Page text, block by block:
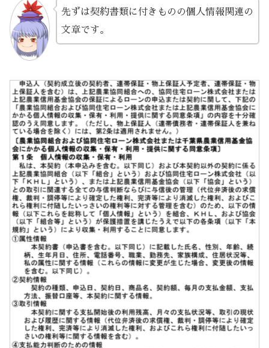
先ずは契約書類に付きものの個人情報関連の
文章です。